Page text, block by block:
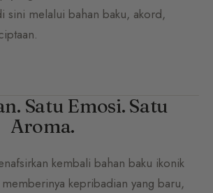
sini melalui bahan baku, akord,
Satu Emosi. Satu
Aroma.
kembali bahan baku ikonik
kepribadian yang baru,